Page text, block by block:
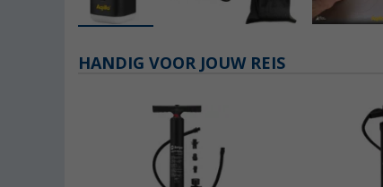
HANDIG VOOR JOUW REIS